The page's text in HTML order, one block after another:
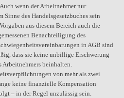
wenn der Arbeitnehmer nur
Sinne des Handelsgesetzbuches sein
aus diesem Bereich auch die
Benachteiligung des
in AGB sind
dass sie keine unbillige Erschwerung
Arbeitnehmers beinhalten.
von mehr als zwei
keine finanzielle Kompensation
– in der Regel unzulässig sein.